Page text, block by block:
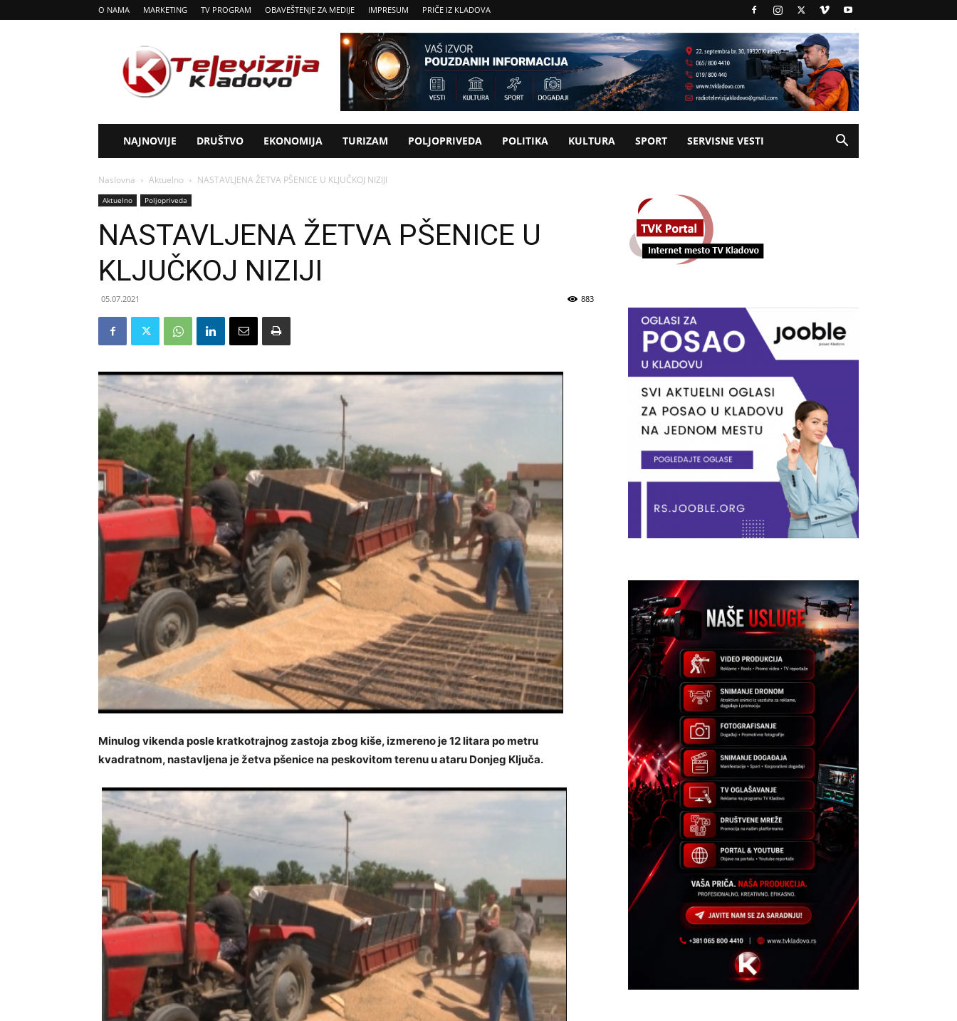
O NAMA MARKETING TV PROGRAM OBAVEŠTENJE ZA MEDIJE IMPRESUM PRIČE IZ KLADOVA
Tv
Kladovo
NAJNOVIJE DRUŠTVO EKONOMIJA TURIZAM POLJOPRIVEDA POLITIKA KULTURA SPORT SERVISNE VESTI
Naslovna Aktuelno NASTAVLJENA ŽETVA PŠENICE U KLJUČKOJ NIZIJI
Aktuelno Poljopriveda
NASTAVLJENA ŽETVA PŠENICE U
KLJUČKOJ NIZIJI
05.07.2021 883
Minulog vikenda posle kratkotrajnog zastoja zbog kiše, izmereno je 12 litara po metru
kvadratnom, nastavljena je žetva pšenice na peskovitom terenu u ataru Donjeg Ključa.